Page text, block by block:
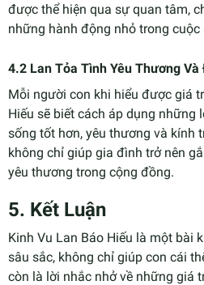
được thể hiện qua sự quan tâm,
những hành động nhỏ trong cuộc
4.2 Lan Tỏa Tình Yêu Thương
Mỗi người con khi hiểu được giá
Hiếu sẽ biết cách áp dụng những
sống tốt hơn, yêu thương và kính
không chỉ giúp gia đình trở nên
yêu thương trong cộng đồng.
5. Kết Luận
Kinh Vu Lan Báo Hiếu là một bài
sâu sắc, không chỉ giúp con cái
còn là lời nhắc nhở về những giá